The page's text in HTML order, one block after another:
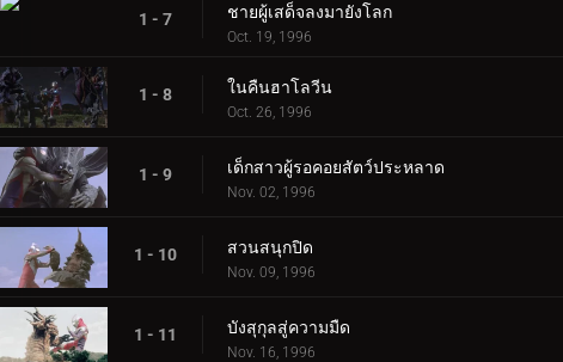
1 - 7 ชายผู้เสด็จลงมายังโลก
Oct. 19, 1996
1 - 8 ในคืนฮาโลวีน
Oct. 26, 1996
1 - 9 เด็กสาวผู้รอคอยสัตว์ประหลาด
Nov. 02, 1996
1 - 10 สวนสนุกปิด
Nov. 09, 1996
1 - 11 บังสุกุลสู่ความมืด
Nov. 16, 1996